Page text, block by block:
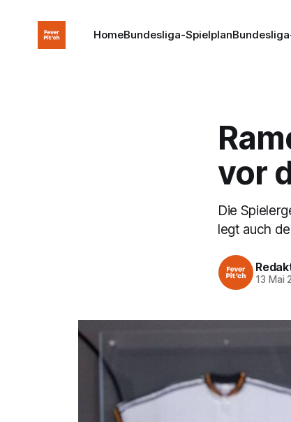
HomeBundesliga-Spielplan
vor
Die
legt auch
13 Mai